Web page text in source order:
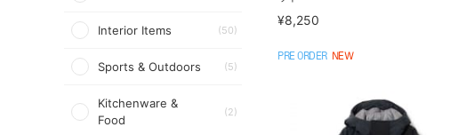
Interior Items (50)
Sports & Outdoors (5)
Kitchenware &
Food
(2)
¥8,250
PRE ORDER NEW